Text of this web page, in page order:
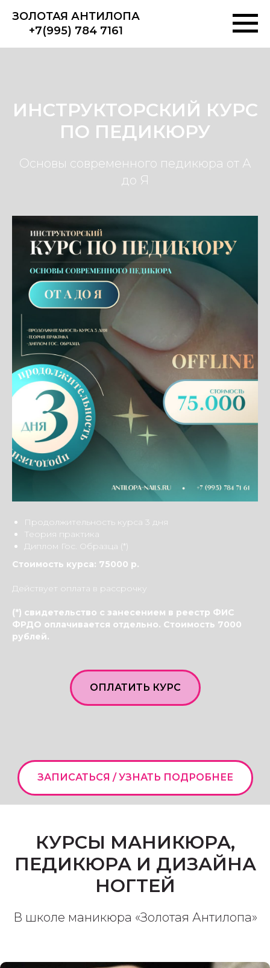
ЗОЛОТАЯ АНТИЛОПА
+7(995) 784 7161
ИНСТРУКТОРСКИЙ КУРС
ПО ПЕДИКЮРУ
Основы современного педикюра от А
до Я
Продолжительность курса 3 дня
Теория практика
Диплом Гос. Образца (*)
Стоимость курса: 75000 р.
Действует оплата в рассрочку
(*) свидетельство с занесением в реестр ФИС
ФРДО оплачивается отдельно. Стоимость 7000
рублей.
ОПЛАТИТЬ КУРС
ЗАПИСАТЬСЯ / УЗНАТЬ ПОДРОБНЕЕ
КУРСЫ МАНИКЮРА,
ПЕДИКЮРА И ДИЗАЙНА
НОГТЕЙ
В школе маникюра «Золотая Антилопа»